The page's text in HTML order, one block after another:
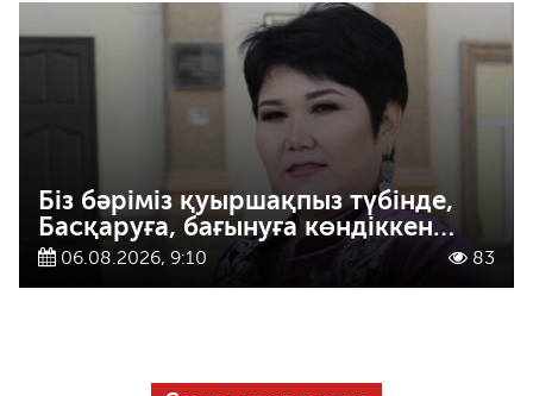
Біз бәріміз қуыршақпыз түбінде,
Басқаруға, бағынуға көндіккен…
06.08.2026, 9:10 83